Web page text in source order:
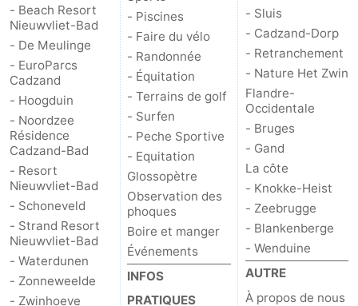
- Beach Resort
Nieuwvliet-Bad
- De Meulinge
- EuroParcs
Cadzand
- Hoogduin
- Noordzee
Résidence
Cadzand-Bad
- Resort
Nieuwvliet-Bad
- Schoneveld
- Strand Resort
Nieuwvliet-Bad
- Waterdunen
- Zonneweelde
- Zwinhoeve
- Piscines
- Faire du vélo
- Randonnée
- Équitation
- Terrains de golf
- Surfen
- Peche Sportive
- Equitation
Glossopètre
Observation des
phoques
Boire et manger
Événements
INFOS
PRATIQUES
- Sluis
- Cadzand-Dorp
- Retranchement
- Nature Het Zwin
Flandre-
Occidentale
- Bruges
- Gand
La côte
- Knokke-Heist
- Zeebrugge
- Blankenberge
- Wenduine
AUTRE
À propos de nous